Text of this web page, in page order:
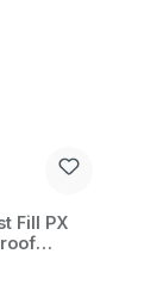
Fill PX